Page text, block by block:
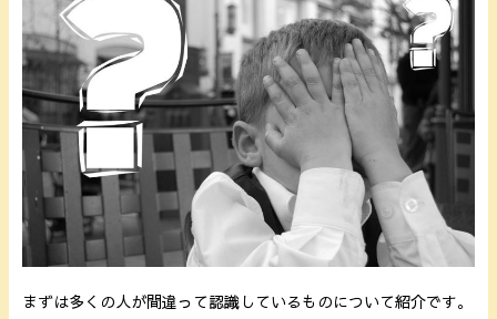
まずは多くの人が間違って認識しているものについて紹介です。